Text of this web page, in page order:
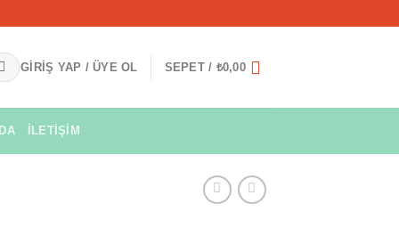
GIRIŞ YAP / ÜYE OL SEPET / ₺0,00
İLETIŞIM